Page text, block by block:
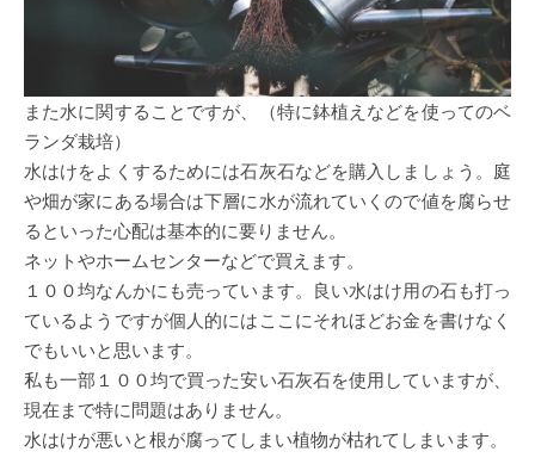
また水に関することですが、（特に鉢植えなどを使ってのベ
ランダ栽培）
水はけをよくするためには石灰石などを購入しましょう。庭
や畑が家にある場合は下層に水が流れていくので値を腐らせ
るといった心配は基本的に要りません。
ネットやホームセンターなどで買えます。
１００均なんかにも売っています。良い水はけ用の石も打っ
ているようですが個人的にはここにそれほどお金を書けなく
でもいいと思います。
私も一部１００均で買った安い石灰石を使用していますが、
現在まで特に問題はありません。
水はけが悪いと根が腐ってしまい植物が枯れてしまいます。